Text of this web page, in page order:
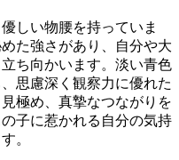
しい物腰を持っていま
た強さがあり、自分や大
ち向かいます。淡い青色
思慮深く観察力に優れた
極め、真摯なつながりを
子に惹かれる自分の気持
。